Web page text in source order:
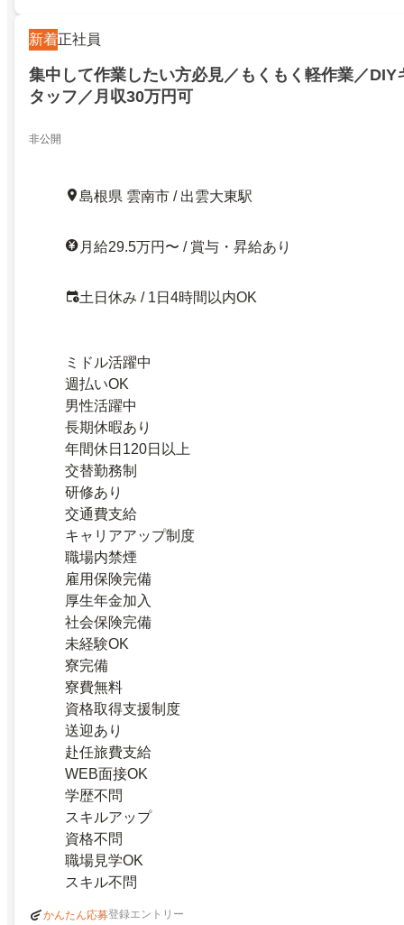
新着正社員
集中して作業したい方必見／もくもく軽作業／DIY
タッフ／月収30万円可
非公開
島根県 雲南市 / 出雲大東駅
月給29.5万円〜 / 賞与・昇給あり
土日休み / 1日4時間以内OK
ミドル活躍中
週払いOK
男性活躍中
長期休暇あり
年間休日120日以上
交替勤務制
研修あり
交通費支給
キャリアアップ制度
職場内禁煙
雇用保険完備
厚生年金加入
社会保険完備
未経験OK
寮完備
寮費無料
資格取得支援制度
送迎あり
赴任旅費支給
WEB面接OK
学歴不問
スキルアップ
資格不問
職場見学OK
スキル不問
かんたん応募登録エントリー